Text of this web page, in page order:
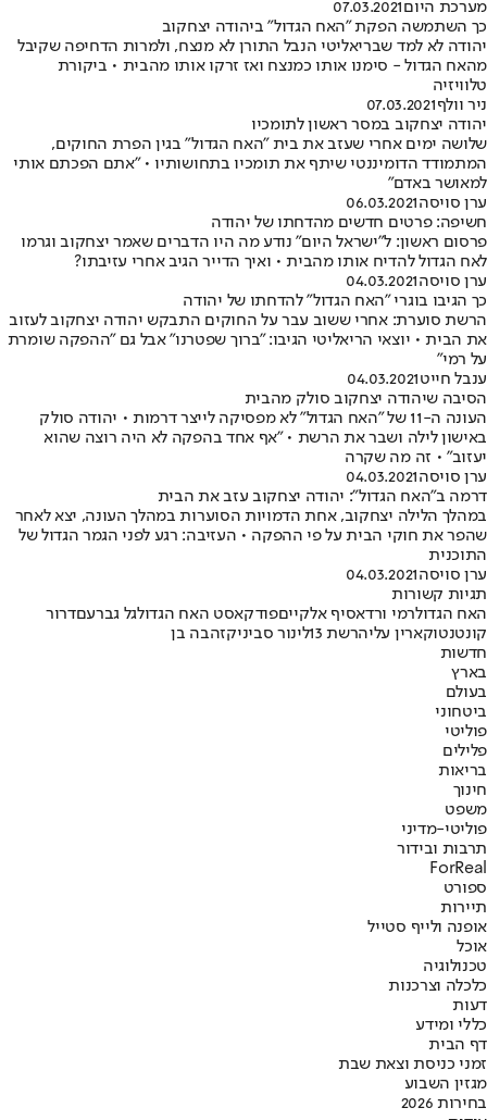
מערכת היום07.03.2021
כך השתמשה הפקת "האח הגדול" ביהודה יצחקוב
יהודה לא למד שבריאליטי הנבל התורן לא מנצח, ולמרות הדחיפה שקיבל
מהאח הגדול - סימנו אותו כמנצח ואז זרקו אותו מהבית • ביקורת
טלוויזיה
ניר וולף07.03.2021
יהודה יצחקוב במסר ראשון לתומכיו
שלושה ימים אחרי שעזב את בית "האח הגדול" בגין הפרת החוקים,
המתמודד הדומיננטי שיתף את תומכיו בתחושותיו • "אתם הפכתם אותי
למאושר באדם"
ערן סויסה06.03.2021
חשיפה: פרטים חדשים מהדחתו של יהודה
פרסום ראשון: ל"ישראל היום" נודע מה היו הדברים שאמר יצחקוב וגרמו
לאח הגדול להדיח אותו מהבית • ואיך הדייר הגיב אחרי עזיבתו?
ערן סויסה04.03.2021
כך הגיבו בוגרי "האח הגדול" להדחתו של יהודה
הרשת סוערת: אחרי ששוב עבר על החוקים התבקש יהודה יצחקוב לעזוב
את הבית • יוצאי הריאליטי הגיבו: "ברוך שפטרנו" אבל גם "ההפקה שומרת
על רמי"
ענבל חייט04.03.2021
הסיבה שיהודה יצחקוב סולק מהבית
העונה ה-11 של "האח הגדול" לא מפסיקה לייצר דרמות • יהודה סולק
באישון לילה ושבר את הרשת • "אף אחד בהפקה לא היה רוצה שהוא
יעזוב" • זה מה שקרה
ערן סויסה04.03.2021
דרמה ב"האח הגדול": יהודה יצחקוב עזב את הבית
במהלך הלילה יצחקוב, אחת הדמויות הסוערות במהלך העונה, יצא לאחר
שהפר את חוקי הבית על פי ההפקה • העזיבה: רגע לפני הגמר הגדול של
התוכנית
ערן סויסה04.03.2021
תגיות קשורות
האח הגדולרמי ורדאסיף אלקייםפודקאסט האח הגדולגל גברעםדרור
קונטנטוקארין עליהרשת 13 לינור סביניקזהבה בן
חדשות
בארץ
בעולם
ביטחוני
פוליטי
פלילים
בריאות
חינוך
משפט
פוליטי-מדיני
תרבות ובידור
ForReal
ספורט
תיירות
אופנה ולייף סטייל
אוכל
טכנולוגיה
כלכלה וצרכנות
דעות
כללי ומידע
דף הבית
זמני כניסת וצאת שבת
מגזין השבוע
בחירות 2026